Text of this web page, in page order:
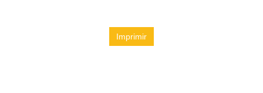
Imprimir